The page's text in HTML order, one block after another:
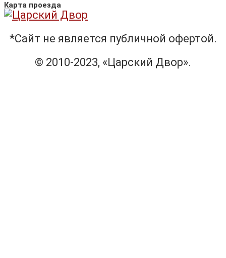
Карта проезда
*Сайт не является публичной офертой.
© 2010-2023, «Царский Двор».